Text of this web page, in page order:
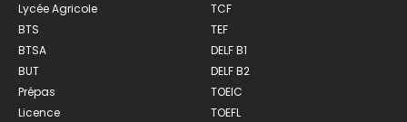
Lycée Agricole
BTS
BTSA
BUT
Prépas
Licence
TCF
TEF
DELF B1
DELF B2
TOEIC
TOEFL